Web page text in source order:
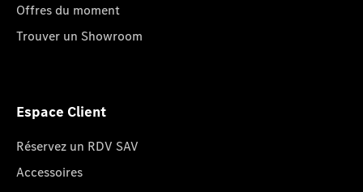
Offres du moment
Trouver un Showroom
Espace Client
Réservez un RDV SAV
Accessoires